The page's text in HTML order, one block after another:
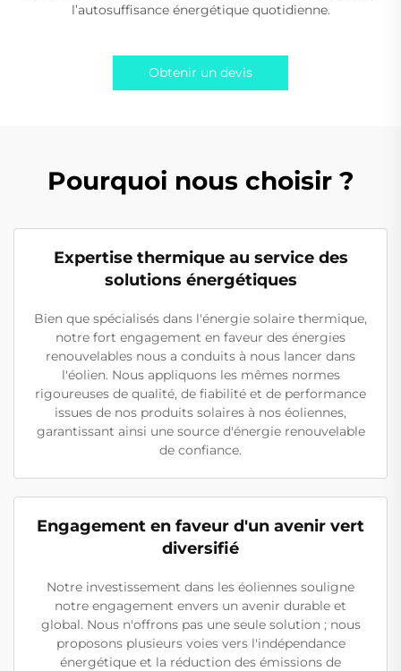
l’autosuffisance énergétique quotidienne.
Obtenir un devis
Pourquoi nous choisir ?
Expertise thermique au service des
solutions énergétiques
Bien que spécialisés dans l'énergie solaire thermique,
notre fort engagement en faveur des énergies
renouvelables nous a conduits à nous lancer dans
l'éolien. Nous appliquons les mêmes normes
rigoureuses de qualité, de fiabilité et de performance
issues de nos produits solaires à nos éoliennes,
garantissant ainsi une source d'énergie renouvelable
de confiance.
Engagement en faveur d'un avenir vert
diversifié
Notre investissement dans les éoliennes souligne
notre engagement envers un avenir durable et
global. Nous n'offrons pas une seule solution ; nous
proposons plusieurs voies vers l'indépendance
énergétique et la réduction des émissions de